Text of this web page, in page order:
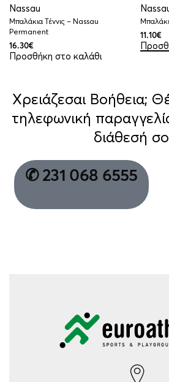
Nassau
Μπαλάκια Τέννις – Nassau
Permanent
16.30€
Προσθήκη στο καλάθι
11.10€
Χρειάζεσαι Βοήθεια;
τηλεφωνική
διάθεσή
✆ 231 068 6555